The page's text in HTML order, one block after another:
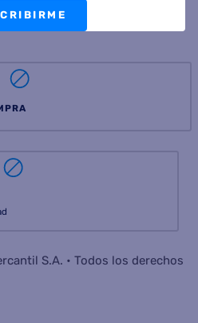
S.A. • Todos los derechos